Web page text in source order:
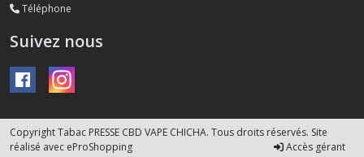
Téléphone
Suivez nous
Copyright Tabac PRESSE CBD VAPE CHICHA. Tous droits réservés. Site
réalisé avec eProShopping Accès gérant